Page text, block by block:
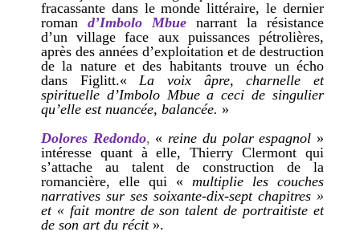
fracassante dans le monde littéraire, le dernier
roman d’Imbolo Mbue
narrant la résistance
d’un village face aux puissances pétrolières,
après des années d’exploitation et de destruction
de la nature et des habitants trouve un écho
dans Figlitt.« La voix âpre, charnelle et
spirituelle d’Imbolo Mbue a ceci de singulier
qu’elle est nuancée, balancée. »
Dolores Redondo, « reine du polar espagnol »
intéresse quant à elle, Thierry Clermont qui
s’attache au talent de construction de la
romancière, elle qui « multiplie les couches
narratives sur ses soixante-dix-sept chapitres »
et « fait montre de son talent de portraitiste et
de son art du récit».